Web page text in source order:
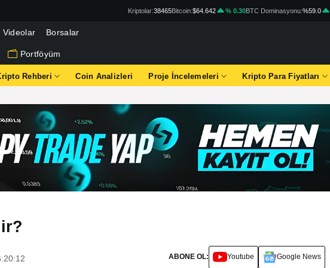
Kriptolar:38465Bitcoin:$64.642 % 0.30BTC Dominasyonu:%59.0
Videolar Borsalar
Portföyüm
Rehberi Coin Analizleri Proje İncelemeleri Kripto Para Fiyatları
ABONE OL: Youtube Google News